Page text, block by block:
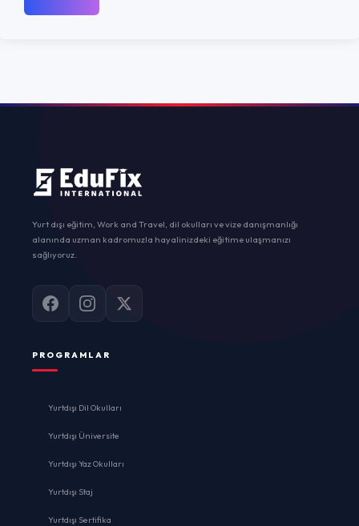
Yurt dışı eğitim, Work and Travel, dil okulları ve vize danışmanlığı
alanında uzman kadromuzla hayalinizdeki eğitime ulaşmanızı
sağlıyoruz.
PROGRAMLAR
Yurtdışı Dil Okulları
Yurtdışı Üniversite
Yurtdışı Yaz Okulları
Yurtdışı Staj
Yurtdışı Sertifika